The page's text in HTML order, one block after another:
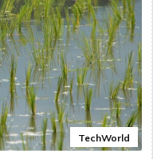
TechWorld